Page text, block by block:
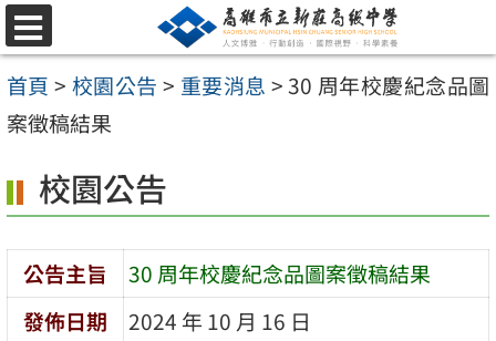
跳
至
主
要
容
區
選
單
首頁 > 校園公告 > 重要消息 >30 周年校慶紀念品圖
案徵稿結果
校園公告
公告主旨
30 周年校慶紀念品圖案徵稿結果
發佈日期
2024 年 10 月 16 日